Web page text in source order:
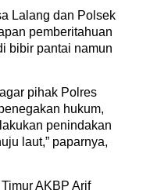
Lalang dan Polsek
pemberitahuan
bibir pantai namun
pihak Polres
hukum,
penindakan
laut,” paparnya,
AKBP Arif